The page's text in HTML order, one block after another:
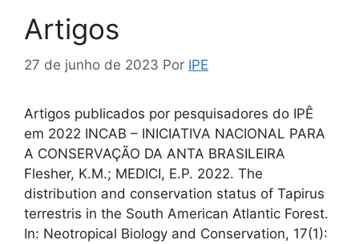
Artigos
27 de junho de 2023 Por IPE
Artigos publicados por pesquisadores do IPÊ
em 2022 INCAB – INICIATIVA NACIONAL PARA
A CONSERVAÇÃO DA ANTA BRASILEIRA
Flesher, K.M.; MEDICI, E.P. 2022. The
distribution and conservation status of Tapirus
terrestris in the South American Atlantic Forest.
In: Neotropical Biology and Conservation, 17(1):